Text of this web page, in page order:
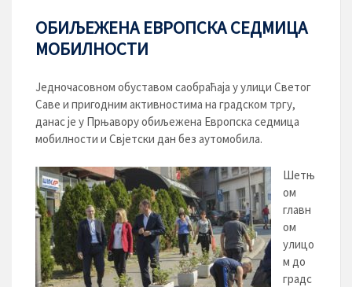
ОБИЉЕЖЕНА ЕВРОПСКА СЕДМИЦА
МОБИЛНОСТИ
Једночасовном обуставом саобраћаја у улици Светог
Саве и пригодним активностима на градском тргу,
данас је у Прњавору обиљежена Европска седмица
мобилности и Свјетски дан без аутомобила.
Шетњ
ом
главн
ом
улицо
м до
градс